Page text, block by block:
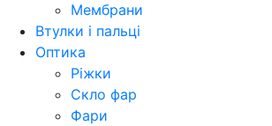
Мембрани
Втулки і пальці
Оптика
Ріжки
Скло фар
Фари